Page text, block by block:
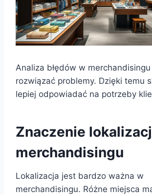
Analiza błędów w
rozwiązać problemy. Dzięki temu
lepiej odpowiadać na potrzeby
Znaczenie
merchandisingu
Lokalizacja jest bardzo ważna w
merchandisingu. Różne miejsca